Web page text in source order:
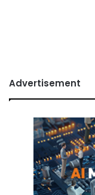
Advertisement